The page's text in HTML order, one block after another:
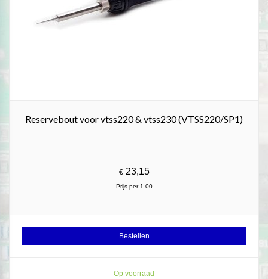
Reservebout voor vtss220 & vtss230 (VTSS220/SP1)
€23,15
Prijs per 1.00
Bestellen
Op voorraad